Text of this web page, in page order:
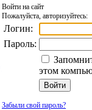
Войти на сайт
Пожалуйста, авторизуйтесь:
Логин:
Пароль:
этом
Забыли свой пароль?